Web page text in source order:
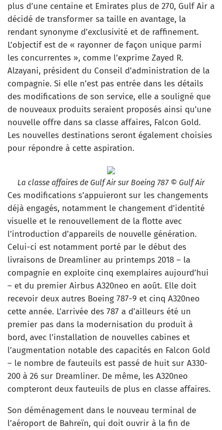
plus d’une centaine et Emirates plus de 270, Gulf Air a
décidé de transformer sa taille en avantage, la
rendant synonyme d’exclusivité et de raffinement.
L’objectif est de « rayonner de façon unique parmi
les concurrentes », comme l’exprime Zayed R.
Alzayani, président du Conseil d’administration de la
compagnie. Si elle n’est pas entrée dans les détails
des modifications de son service, elle a souligné que
de nouveaux produits seraient proposés ainsi qu’une
nouvelle offre dans sa classe affaires, Falcon Gold.
Les nouvelles destinations seront également choisies
pour répondre à cette aspiration.
La classe affaires de Gulf Air sur Boeing 787 © Gulf Air
Ces modifications s’appuieront sur les changements
déjà engagés, notamment le changement d’identité
visuelle et le renouvellement de la flotte avec
l’introduction d’appareils de nouvelle génération.
Celui-ci est notamment porté par le début des
livraisons de Dreamliner au printemps 2018 – la
compagnie en exploite cinq exemplaires aujourd’hui
– et du premier Airbus A320neo en août. Elle doit
recevoir deux autres Boeing 787-9 et cinq A320neo
cette année. L’arrivée des 787 a d’ailleurs été un
premier pas dans la modernisation du produit à
bord, avec l’installation de nouvelles cabines et
l’augmentation notable des capacités en Falcon Gold
– le nombre de fauteuils est passé de huit sur A330-
200 à 26 sur Dreamliner. De même, les A320neo
compteront deux fauteuils de plus en classe affaires.
Son déménagement dans le nouveau terminal de
l’aéroport de Bahreïn, qui doit ouvrir à la fin de